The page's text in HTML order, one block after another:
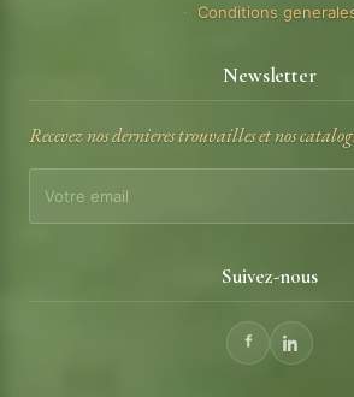
Conditions
Newsletter
Recevez nos dernieres trouvailles et nos
Suivez-nous